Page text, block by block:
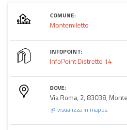
COMUNE:
Montemiletto
INFOPOINT:
InfoPoint Distretto 14
DOVE:
Via Roma, 2, 83038,
visualizza in mappa